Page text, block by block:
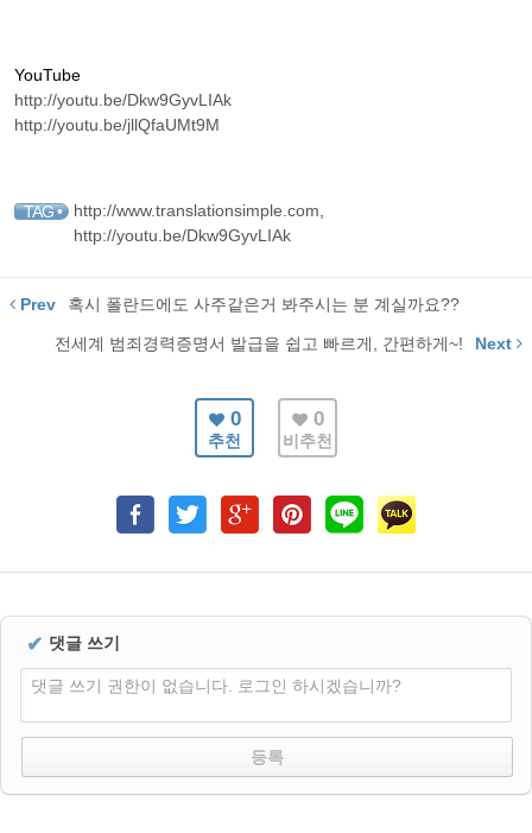
YouTube
http://youtu.be/Dkw9GyvLIAk
http://youtu.be/jllQfaUMt9M
TAG • http://www.translationsimple.com
http://youtu.be/Dkw9GyvLIAk
Prev 혹시 폴란드에도 사주같은거 봐주시는 분 계실까요??
전세계 범죄경력증명서 발급을 쉽고 빠르게, 간편하게~! Next
0
추천
0
비추천
✔ 댓글 쓰기
댓글 쓰기 권한이 없습니다. 로그인 하시겠습니까?